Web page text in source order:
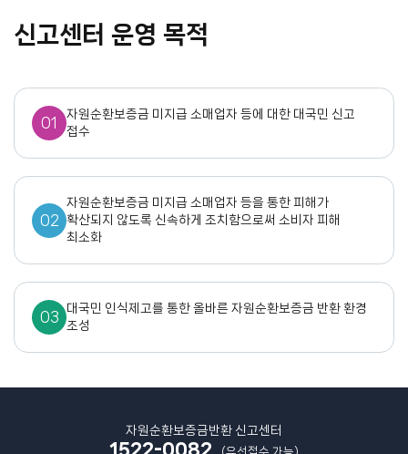
신고센터 운영 목적
01
자원순환보증금 미지급 소매업자 등에 대한 대국민 신고
접수
02
자원순환보증금 미지급 소매업자 등을 통한 피해가
확산되지 않도록 신속하게 조치함으로써 소비자 피해
최소화
03
대국민 인식제고를 통한 올바른 자원순환보증금 반환 환경
조성
자원순환보증금반환 신고센터
1522-0082